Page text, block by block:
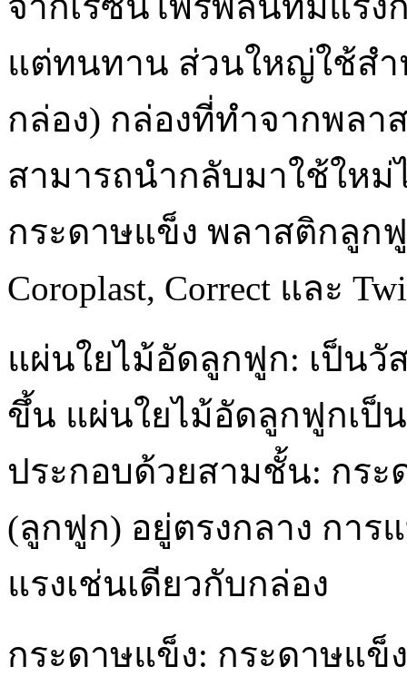
แต่ทนทาน ส่วนใหญ่ใช้ส
กล่อง) กล่องที่ทำจากพล
สามารถนำกลับมาใช้ให
กระดาษแข็ง พลาสติกลูก
Coroplast, Correct และ
แผ่นใยไม้อัดลูกฟูก: เป็น
ขึ้น แผ่นใยไม้อัดลูกฟูกเป็
ประกอบด้วยสามชั้น: กร
(ลูกฟูก) อยู่ตรงกลาง กา
แรงเช่นเดียวกับกล่อง
กระดาษแข็ง: กระดาษแ